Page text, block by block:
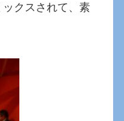
クスされて、素